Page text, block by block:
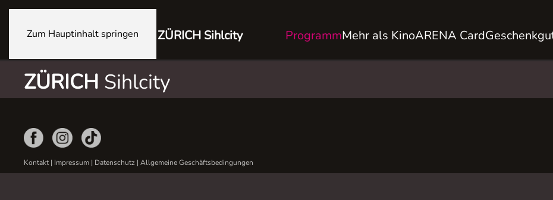
Zum Hauptinhalt springen ZÜRICH Sihlcity ProgrammMehr als KinoARENA Card
ZÜRICH Sihlcity
Kontakt| Impressum | Datenschutz | Allgemeine Geschäftsbedingungen